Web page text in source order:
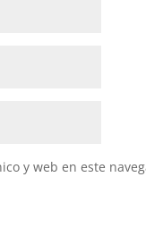
y web en este